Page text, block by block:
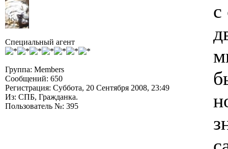
Специальный агент
Группа: Members
Сообщений: 650
Регистрация: Суббота, 20 Сентября 2008, 23:49
Из: СПБ, Гражданка.
Пользователь №: 395
с